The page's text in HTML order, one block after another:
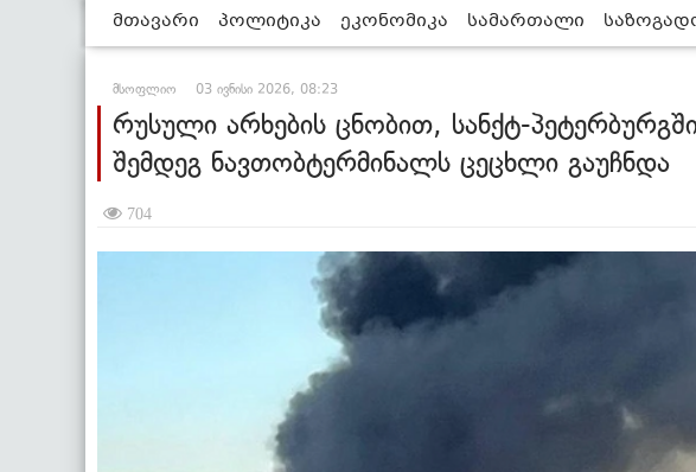
მთავარი პოლიტიკა ეკონომიკა სამართალი
მსოფლიო 03 ივნისი 2026, 08:23
რუსული არხების ცნობით, სანქტ-
შემდეგ ნავთობტერმინალს ცეცხლი გაუჩნდა
704